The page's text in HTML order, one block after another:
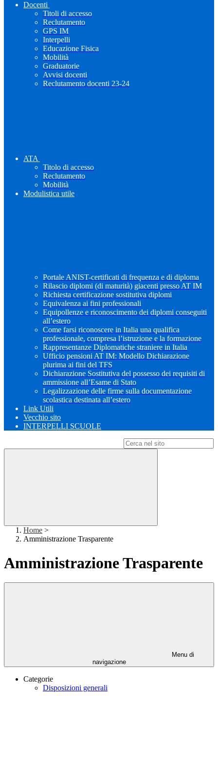
Docenti
Titoli di accesso
Reclutamento
GPS IM
Interpelli
Educazione Fisica
Mobilità
Graduatorie
Avvisi docenti
Reclutamento docenti 23-24
ATA
Titolo di accesso
Reclutamento
Mobilità
Modulistica utile
Portale ANIST-certificati di frequenza e di diploma
Rilascio diplomi (di maturità) giacenti presso AT IM
Richiesta certificazione sostitutiva diplomi
Equivalenza ai fini professionali
Equipollenze e riconoscimento dei diplomi conseguiti
all’estero
Come farsi riconoscere in Italia una qualifica
professionale, compresa l’istruzione e la formazione
Rappresentanze Diplomatiche straniere in Italia
Ufficio pensioni AT IM: Modello Dichiarazione
plurima ai fini del TFS
Dichiarazione Sostitutiva del possesso dei requisiti di
ammissione all’Esame di Stato
Legalizzazione delle firme sulla documentazione
scolastica destinata all’estero
Link Utili
Vecchio sito
INTERPELLI SCUOLE
Home >
Amministrazione Trasparente
Amministrazione Trasparente
Menu di
navigazione
Categorie
Disposizioni generali